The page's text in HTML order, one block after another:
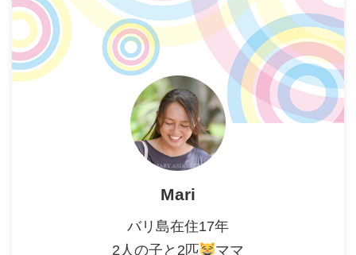
Mari
バリ島在住17年
2人の子と2匹
ママ